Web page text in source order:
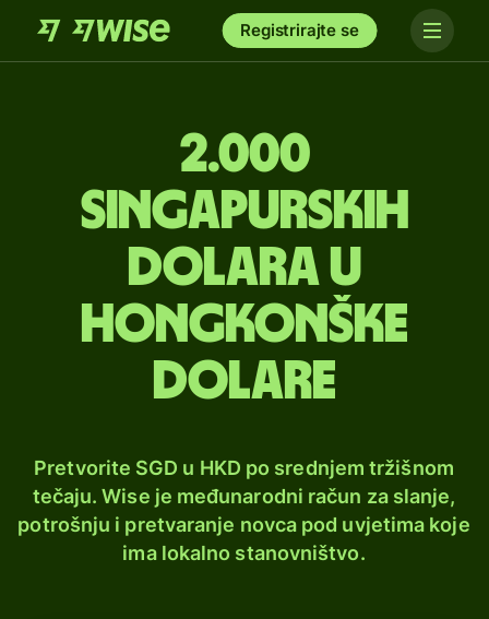
Registrirajte se
2.000
singapurskih
dolara u
hongkonške
dolare
Pretvorite SGD u HKD po srednjem tržišnom
tečaju. Wise je međunarodni račun za slanje,
potrošnju i pretvaranje novca pod uvjetima koje
ima lokalno stanovništvo.